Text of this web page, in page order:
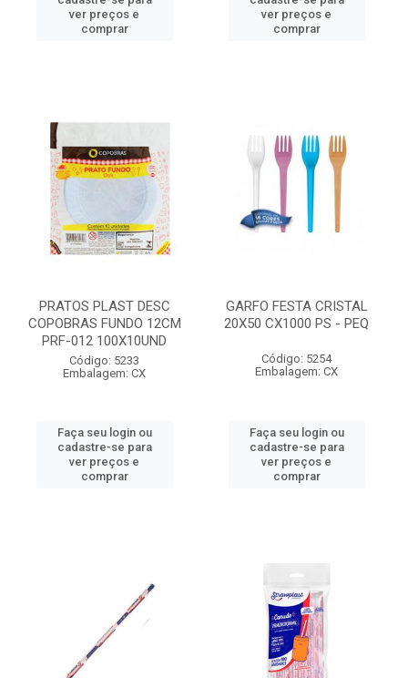
ver preços e
comprar
ver preços e
comprar
PRATOS PLAST DESC
COPOBRAS FUNDO 12CM
PRF-012 100X10UND
Código: 5233
Embalagem: CX
Faça seu login ou
cadastre-se para
ver preços e
comprar
GARFO FESTA CRISTAL
20X50 CX1000 PS - PEQ
Código: 5254
Embalagem: CX
Faça seu login ou
cadastre-se para
ver preços e
comprar